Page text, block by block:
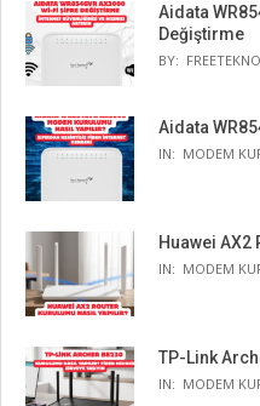
Aidata
Değiştirme
BY:
Aidata
IN: MODEM
Huawei AX2
IN: MODEM
TP-Link
IN: MODEM